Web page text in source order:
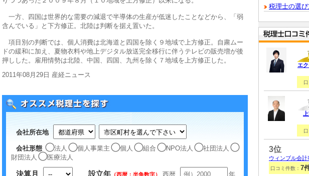
一方、四国は世界的な需要の減退で半導体の生産が低迷したことなどから、「弱
含んでいる」と下方修正。北陸は判断を据え置いた。
項目別の判断では、個人消費は北海道と四国を除く９地域で上方修正。自粛ムー
ドの緩和に加え、夏物衣料や地上デジタル放送完全移行に伴うテレビの販売増が後
押しした。雇用情勢は北陸、中国、四国、九州を除く７地域を上方修正した。
2011年08月29日 産経ニュース
会社所在地
会社形態 法人 個人事業主 個人 組合 NPO法人
社団法人
財団法人
医療法人
決算月 設立年 （西暦：半角数字） 西暦 年
税理士の選
エ
3位
ウィンブル会計
口コミ件数： 7